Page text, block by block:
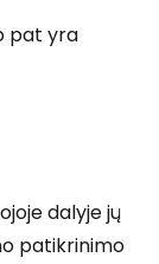
pat yra
dalyje jų
patikrinimo